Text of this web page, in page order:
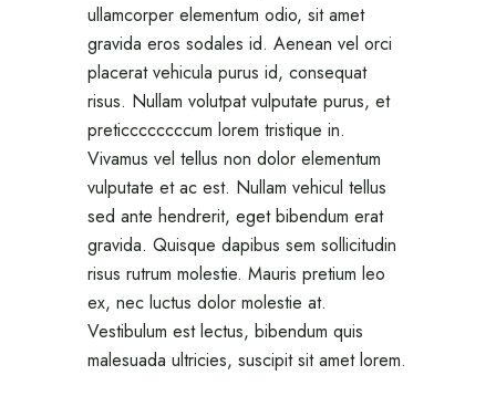
ullamcorper elementum odio, sit amet
gravida eros sodales id. Aenean vel orci
placerat vehicula purus id, consequat
risus. Nullam volutpat vulputate purus, et
preticcccccccum lorem tristique in.
Vivamus vel tellus non dolor elementum
vulputate et ac est. Nullam vehicul tellus
sed ante hendrerit, eget bibendum erat
gravida. Quisque dapibus sem sollicitudin
risus rutrum molestie. Mauris pretium leo
ex, nec luctus dolor molestie at.
Vestibulum est lectus, bibendum quis
malesuada ultricies, suscipit sit amet lorem.